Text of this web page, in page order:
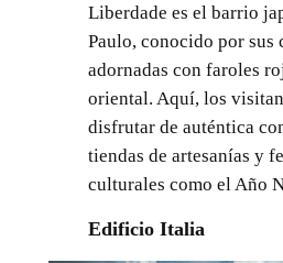
Liberdade es el barrio
Paulo, conocido por sus
adornadas con faroles
oriental. Aquí, los
disfrutar de auténtica
tiendas de artesanías y
culturales como el Año
Edificio Italia